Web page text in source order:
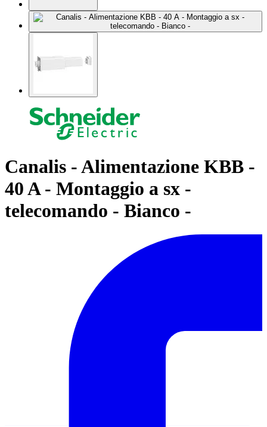
Canalis - Alimentazione KBB -
40 A - Montaggio a sx -
telecomando - Bianco -